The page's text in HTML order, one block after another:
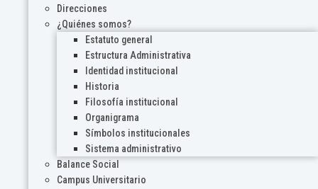
Direcciones
¿Quiénes somos?
Estatuto general
Estructura Administrativa
Identidad institucional
Historia
Filosofía institucional
Organigrama
Símbolos institucionales
Sistema administrativo
Balance Social
Campus Universitario